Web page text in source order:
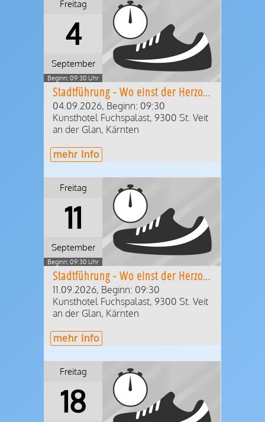
Freitag
4
September
Beginn: 09:30 Uhr
Stadtführung - Wo einst der Herzog residierte
04.09.2026, Beginn: 09:30
Kunsthotel Fuchspalast, 9300 St. Veit
an der Glan, Kärnten
mehr Info
Freitag
11
September
Beginn: 09:30 Uhr
Stadtführung - Wo einst der Herzog residierte
11.09.2026, Beginn: 09:30
Kunsthotel Fuchspalast, 9300 St. Veit
an der Glan, Kärnten
mehr Info
Freitag
18